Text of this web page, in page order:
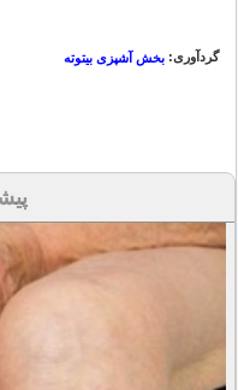
گردآوری: بخش آشپزی بیتوته